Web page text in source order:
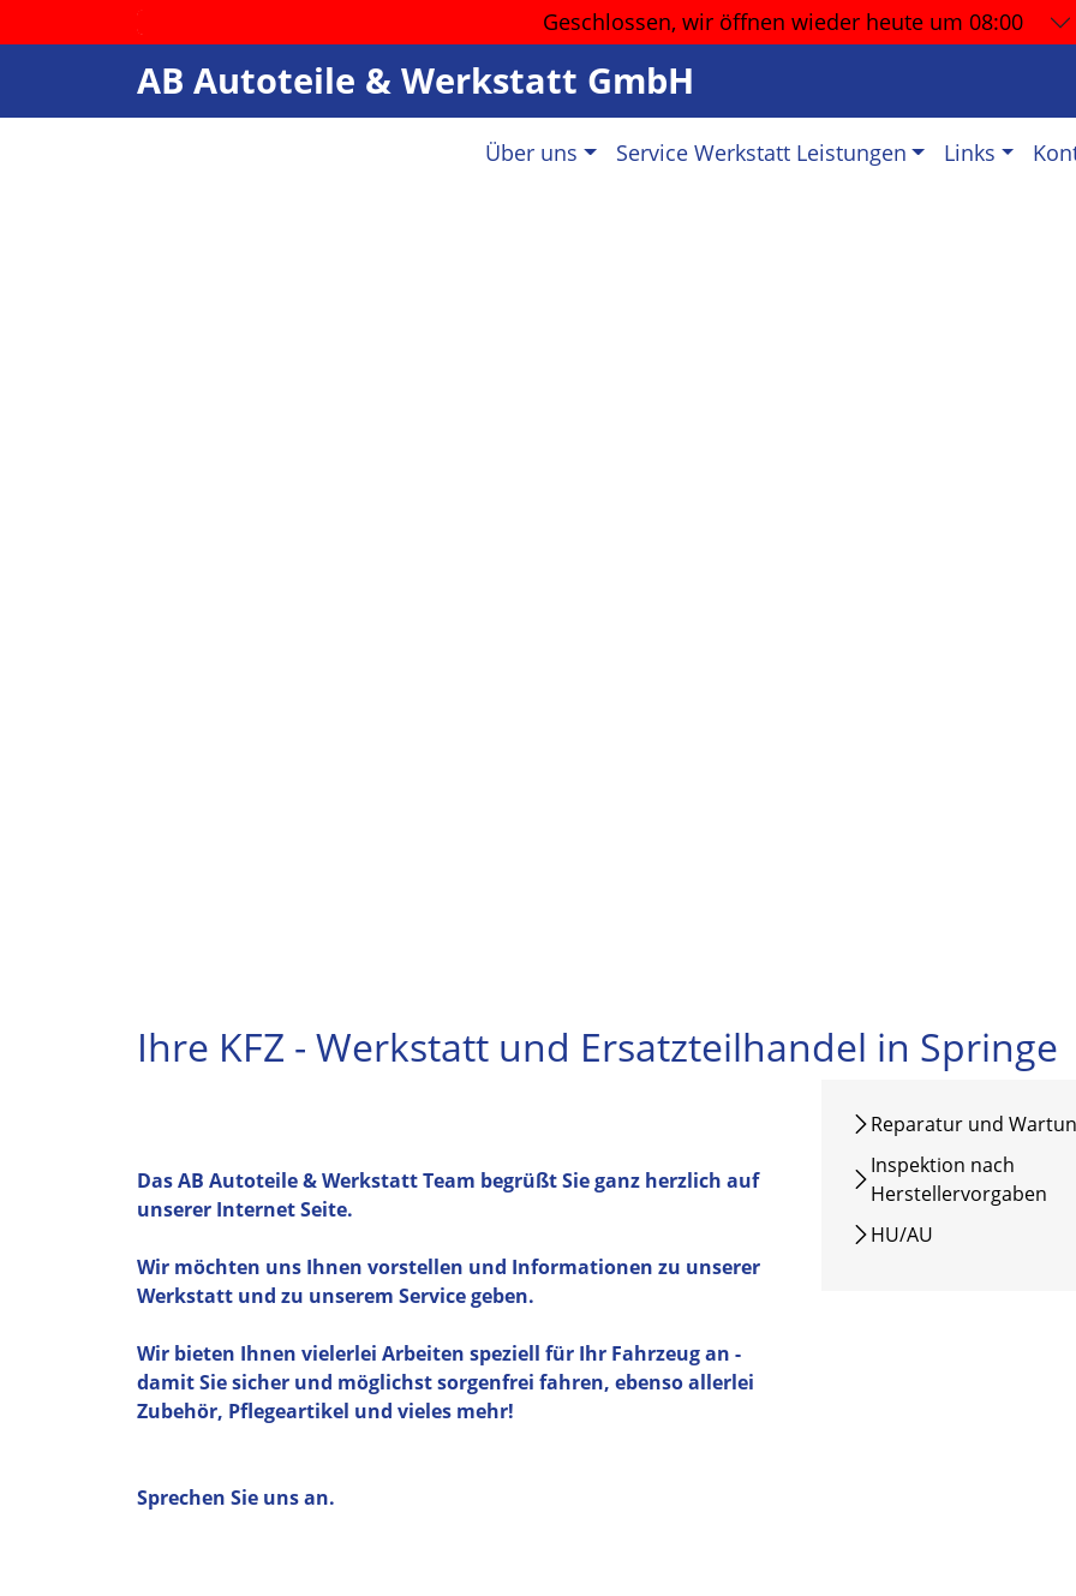
Geschlossen, wir öffnen wieder heute um 08:00
AB Autoteile & Werkstatt GmbH
Über uns Service Werkstatt Leistungen Links
Ihre KFZ - Werkstatt und Ersatzteilhandel in Springe
Das AB Autoteile & Werkstatt Team begrüßt Sie ganz herzlich auf
unserer Internet Seite.
Wir möchten uns Ihnen vorstellen und Informationen zu unserer
Werkstatt und zu unserem Service geben.
Wir bieten Ihnen vielerlei Arbeiten speziell für Ihr Fahrzeug an -
damit Sie sicher und möglichst sorgenfrei fahren, ebenso allerlei
Zubehör, Pflegeartikel und vieles mehr!
Sprechen Sie uns an.
Reparatur und
Inspektion nach
Herstellervorgaben
HU/AU